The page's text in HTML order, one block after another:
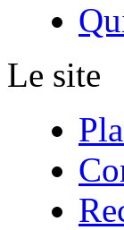
Le site